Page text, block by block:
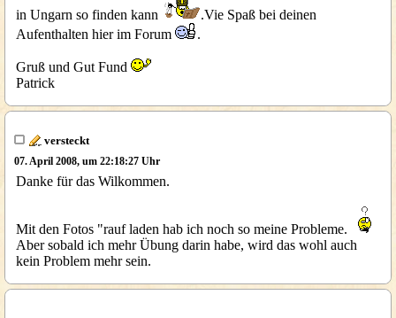
in Ungarn so finden kann
.Vie Spaß bei deinen
Aufenthalten hier im Forum
.
Gruß und Gut Fund
Patrick
versteckt
07. April 2008, um 22:18:27 Uhr
Danke für das Wilkommen.
Mit den Fotos "rauf laden hab ich noch so meine Probleme.
Aber sobald ich mehr Übung darin habe, wird das wohl auch
kein Problem mehr sein.